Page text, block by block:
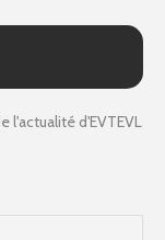
l'actualité d'EVTEVL